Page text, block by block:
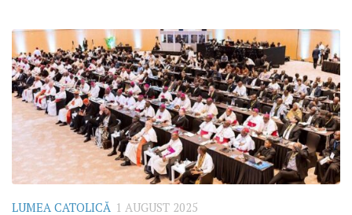
LUMEA CATOLICĂ 1 AUGUST 2025